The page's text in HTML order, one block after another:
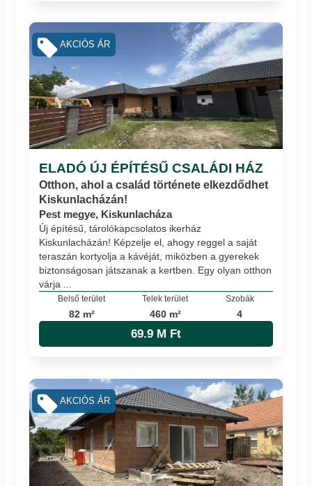
ELADÓ ÚJ ÉPÍTÉSŰ CSALÁDI HÁZ
Otthon, ahol a család története elkezdődhet
Kiskunlacházán!
Pest megye, Kiskunlacháza
Új építésű, tárolókapcsolatos ikerház
Kiskunlacházán! Képzelje el, ahogy reggel a saját
teraszán kortyolja a kávéját, miközben a gyerekek
biztonságosan játszanak a kertben. Egy olyan otthon
várja ...
Belső terület
82 m²
Telek terület
460 m²
Szobák
4
69.9 M Ft
AKCIÓS ÁR
AKCIÓS ÁR